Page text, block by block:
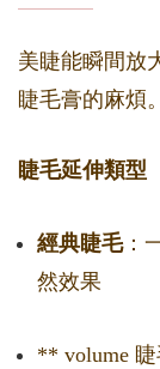
美睫能瞬間放
睫毛膏的麻煩。
睫毛延伸類型
經典睫毛：
然效果
** volume